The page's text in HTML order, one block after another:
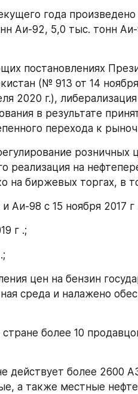
года
Аи-92, 5,0 тыс. тонн
постановлениях
(№ 913 от 14
2020 г.),
в результате
перехода к
розничных
реализация на
на биржевых торгах, в
98 с 15 ноября 2017 г
г .;
цен на бензин
среда и налажено
более 10
действует более 2600
а также местные